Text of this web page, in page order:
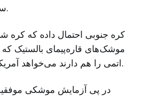
سازمان ملل بوده اند.
کره جنوبی احتمال داده که کره
‌موشک‌های قاره‌پیمای بالستیک
اتمی را هم دارند می‌خواهد آمریکا را هدف قرار دهد.
در پی آزمایش موشکی